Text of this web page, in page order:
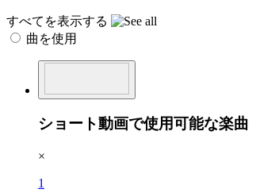
すべてを表示する
曲を使用
ショート動画で使用可能な楽曲
×
1